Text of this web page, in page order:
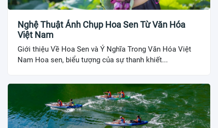
Nghệ Thuật Ảnh Chụp Hoa Sen Từ Văn Hóa
Việt Nam
Giới thiệu Về Hoa Sen và Ý Nghĩa Trong Văn Hóa Việt
Nam Hoa sen, biểu tượng của sự thanh khiết...